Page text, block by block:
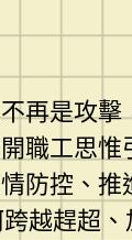
是攻擊
職工思
防控、
越趕超、